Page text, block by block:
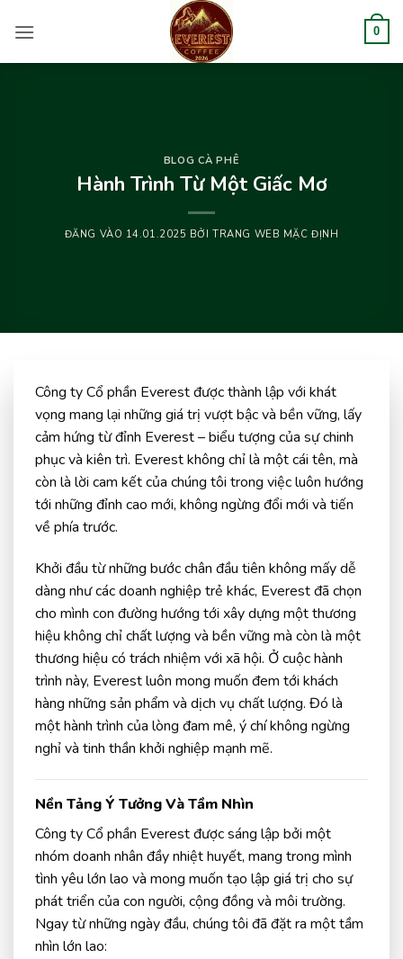
qua
0
BLOG CÀ PHÊ
Hành Trình Từ Một Giấc Mơ
ĐĂNG VÀO 14.01.2025 BỞITRANG WEB MẶC ĐỊNH
Công ty Cổ phần Everest được thành lập với khát
vọng mang lại những giá trị vượt bậc và bền vững, lấy
cảm hứng từ đỉnh Everest – biểu tượng của sự chinh
phục và kiên trì. Everest không chỉ là một cái tên, mà
còn là lời cam kết của chúng tôi trong việc luôn hướng
tới những đỉnh cao mới, không ngừng đổi mới và tiến
về phía trước.
Khởi đầu từ những bước chân đầu tiên không mấy dễ
dàng như các doanh nghiệp trẻ khác, Everest đã chọn
cho mình con đường hướng tới xây dựng một thương
hiệu không chỉ chất lượng và bền vững mà còn là một
thương hiệu có trách nhiệm với xã hội. Ở cuộc hành
trình này, Everest luôn mong muốn đem tới khách
hàng những sản phẩm và dịch vụ chất lượng. Đó là
một hành trình của lòng đam mê, ý chí không ngừng
nghỉ và tinh thần khởi nghiệp mạnh mẽ.
Nền Tảng Ý Tưởng Và Tầm Nhìn
Công ty Cổ phần Everest được sáng lập bởi một
nhóm doanh nhân đầy nhiệt huyết, mang trong mình
tình yêu lớn lao và mong muốn tạo lập giá trị cho sự
phát triển của con người, cộng đồng và môi trường.
Ngay từ những ngày đầu, chúng tôi đã đặt ra một tầm
nhìn lớn lao: